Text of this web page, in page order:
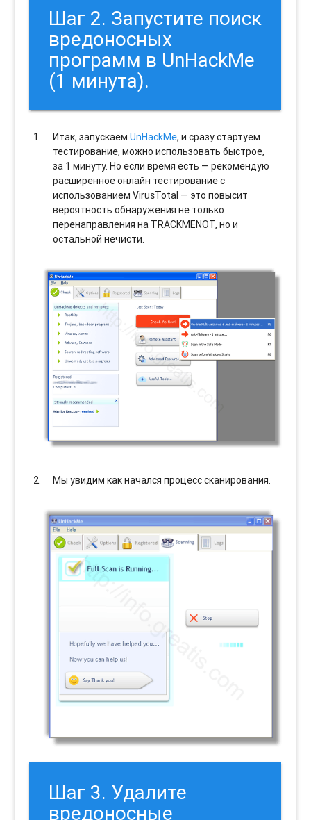
Шаг 2. Запустите поиск
вредоносных
программ в UnHackMe
(1 минута).
Итак, запускаемUnHackMe, и сразу стартуем
тестирование, можно использовать быстрое,
за 1 минуту. Но если время есть — рекомендую
расширенное онлайн тестирование с
использованием VirusTotal — это повысит
вероятность обнаружения не только
перенаправления на TRACKMENOT, но и
остальной нечисти.
Мы увидим как начался процесс сканирования.
Шаг 3. Удалите
вредоносные